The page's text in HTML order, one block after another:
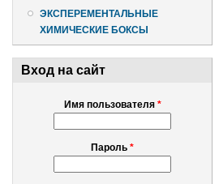
ЭКСПЕРЕМЕНТАЛЬНЫЕ
ХИМИЧЕСКИЕ БОКСЫ
Вход на сайт
Имя пользователя *
Пароль *